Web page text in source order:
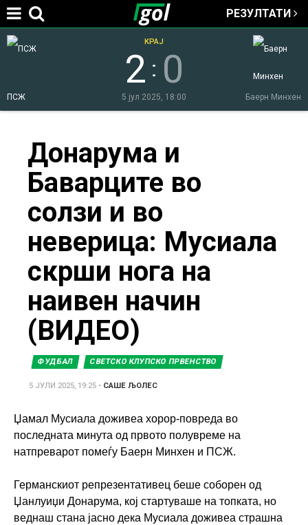
Jump to navigation
РЕЗУЛТАТИ
ПСЖ Баерн Минхен
2 : 0
КРАЈ
5 јул 2025, 18:00
here
Донарума и
Баварците во
солзи и во
неверица: Мусиала
скрши нога на
наивен начин
(ВИДЕО)
ФУДБАЛ СВЕТСКО КЛУПСКО ПРВЕНСТВО
5 ЈУЛИ 2025, 19:25 • САШЕ ЉОЛЕС
Џамал Мусиала доживеа хорор-повреда во
последната минута од првото полувреме на
натпреварот помеѓу Баерн Минхен и ПСЖ.
Германскиот репрезентативец беше соборен од
Џанлуиџи Донарума, кој стартуваше на топката, но
веднаш стана јасно дека Мусиала доживеа страшна